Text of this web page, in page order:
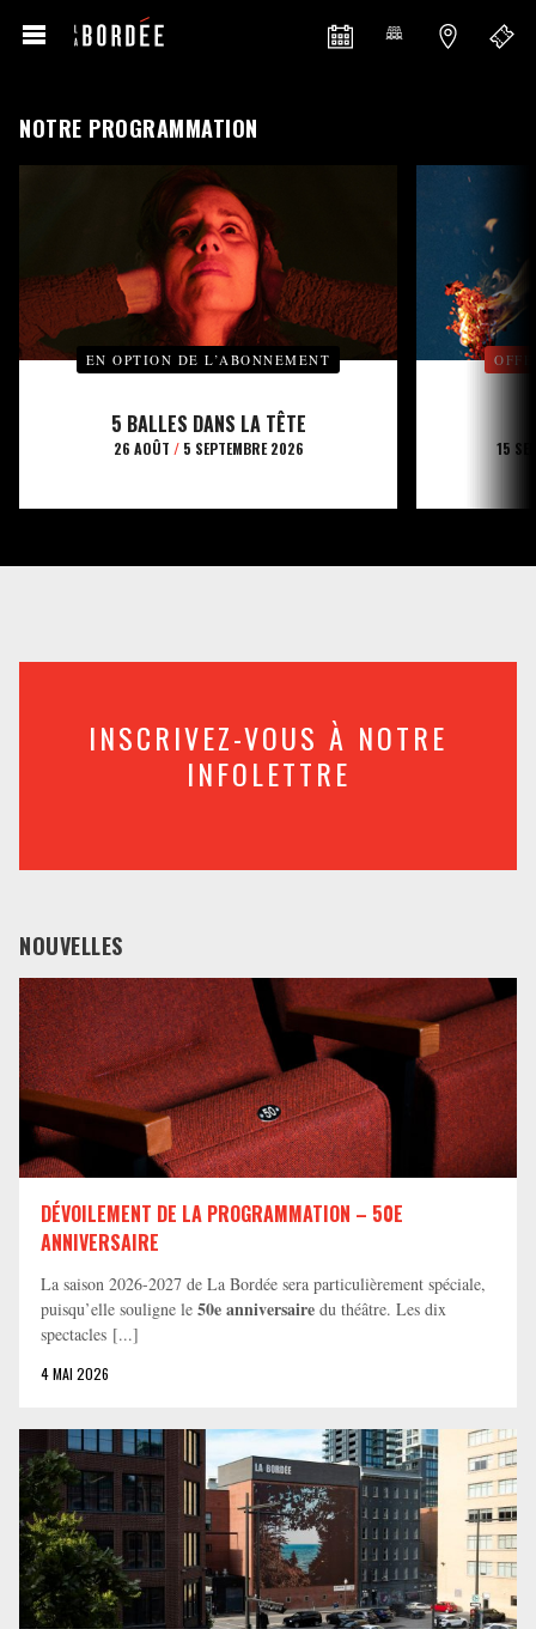
NOTRE PROGRAMMATION
EN OPTION DE L’ABONNEMENT
5 BALLES DANS LA TÊTE
26 AOÛT /5 SEPTEMBRE 2026 15
INSCRIVEZ-VOUS À NOTRE
INFOLETTRE
NOUVELLES
DÉVOILEMENT DE LA PROGRAMMATION – 50E
ANNIVERSAIRE
La saison 2026-2027 de La Bordée sera particulièrement spéciale,
puisqu’elle souligne le 50e anniversaire du théâtre. Les dix
spectacles [...]
4 MAI 2026